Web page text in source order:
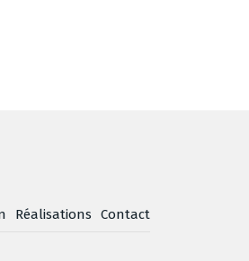
Réalisations Contact